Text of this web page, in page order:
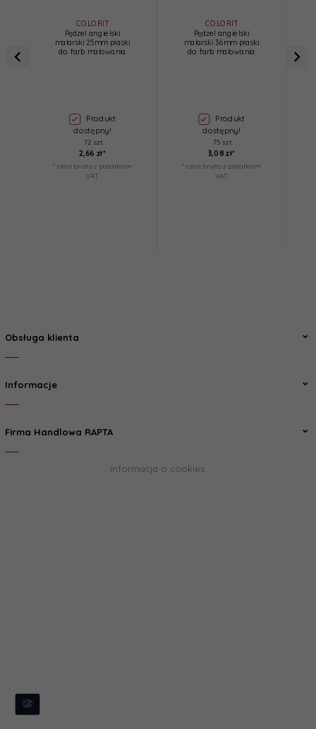
COLORIT
Pędzel angielski
malarski 25mm płaski
do farb malowania
Produkt
dostępny!
72 szt.
2,66 zł*
* cena brutto z podatkiem
VAT
COLORIT
Pędzel angielski
malarski 36mm płaski
do farb malowania
Produkt
dostępny!
75 szt.
3,08 zł*
* cena brutto z podatkiem
VAT
Obsługa klienta
Informacje
Firma Handlowa RAPTA
Informacja o cookies